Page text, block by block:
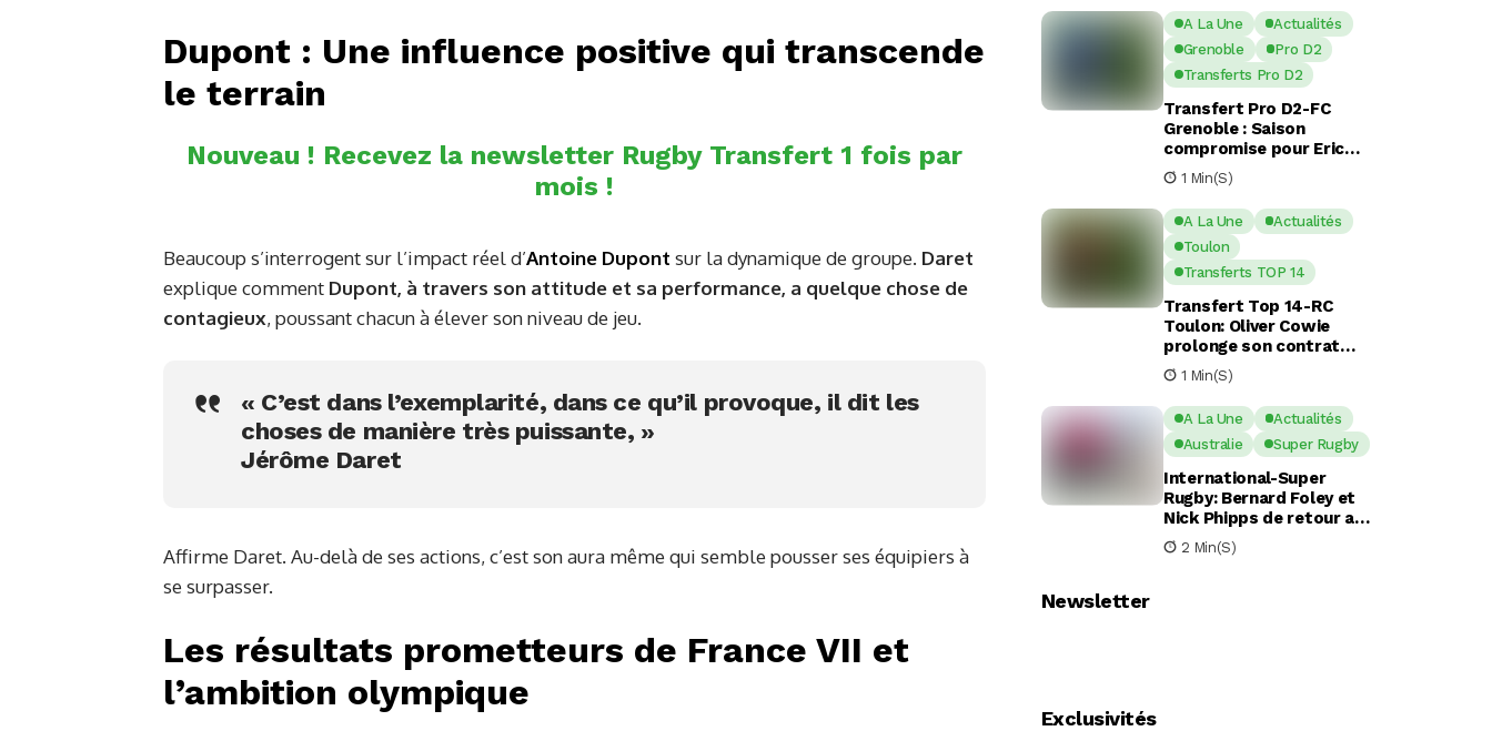
Dupont : Une influence positive qui transcende
le terrain
Nouveau ! Recevez la newsletter Rugby Transfert 1 fois par
mois !
Beaucoup s’interrogent sur l’impact réel d’Antoine Dupont sur la dynamique de groupe. Daret
explique comment Dupont, à travers son attitude et sa performance, a quelque chose de
contagieux, poussant chacun à élever son niveau de jeu.
« C’est dans l’exemplarité, dans ce qu’il provoque, il dit les
choses de manière très puissante, »
Jérôme Daret
Affirme Daret. Au-delà de ses actions, c’est son aura même qui semble pousser ses équipiers à
se surpasser.
Les résultats prometteurs de France VII et
l’ambition olympique
A La Une
Actualités
Grenoble
Pro D2
Transferts Pro D2
Transfert Pro D2-FC
Grenoble : Saison
compromise pour Eric
Escande apres une
commotion cérébrale
1 Min(s)
A La Une
Actualités
Toulon
Transferts TOP 14
Transfert Top 14-RC
Toulon: Oliver Cowie
prolonge son contrat
avec le RCT jusqu’en 2029
1 Min(s)
A La Une
Actualités
Australie
Super Rugby
International-Super
Rugby: Bernard Foley et
Nick Phipps de retour aux
Waratahs
2 Min(s)
Newsletter
Exclusivités